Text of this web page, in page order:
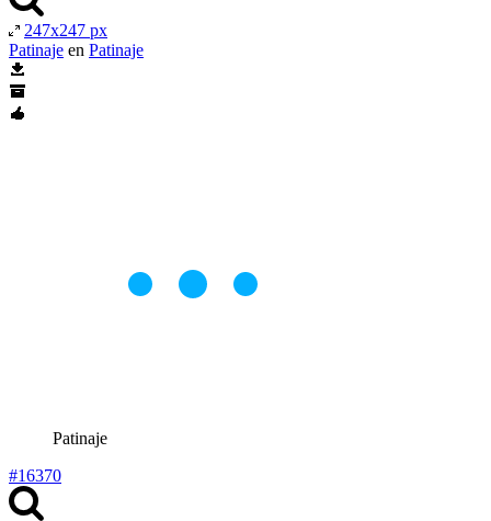
247x247 px
Patinaje en Patinaje
Patinaje
#16370